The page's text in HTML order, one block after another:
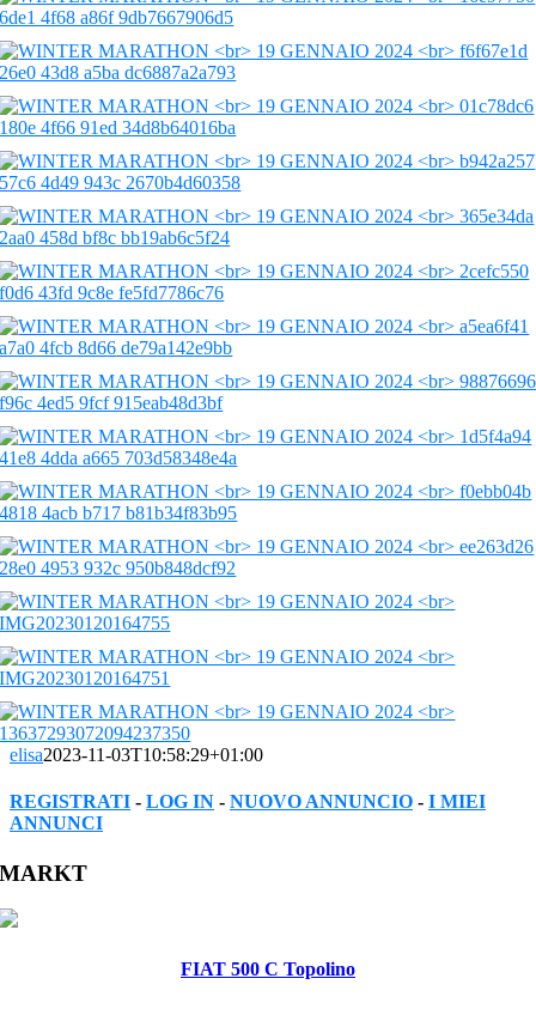
elisa2023-11-03T10:58:29+01:00
REGISTRATI - LOG IN - NUOVO ANNUNCIO - I MIEI
ANNUNCI
Facebook
Twitter
Reddit
LinkedIn
WhatsApp
Tumblr
Pinterest
Vk
Xing
Email
MARKT
FIAT 500 C Topolino